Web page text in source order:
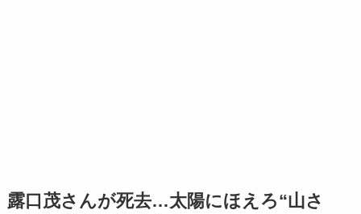
露口茂さんが死去…太陽にほえろ“山さ